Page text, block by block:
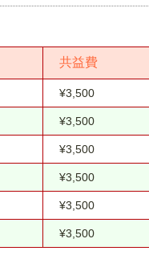
共益費
¥3,500
¥3,500
¥3,500
¥3,500
¥3,500
¥3,500